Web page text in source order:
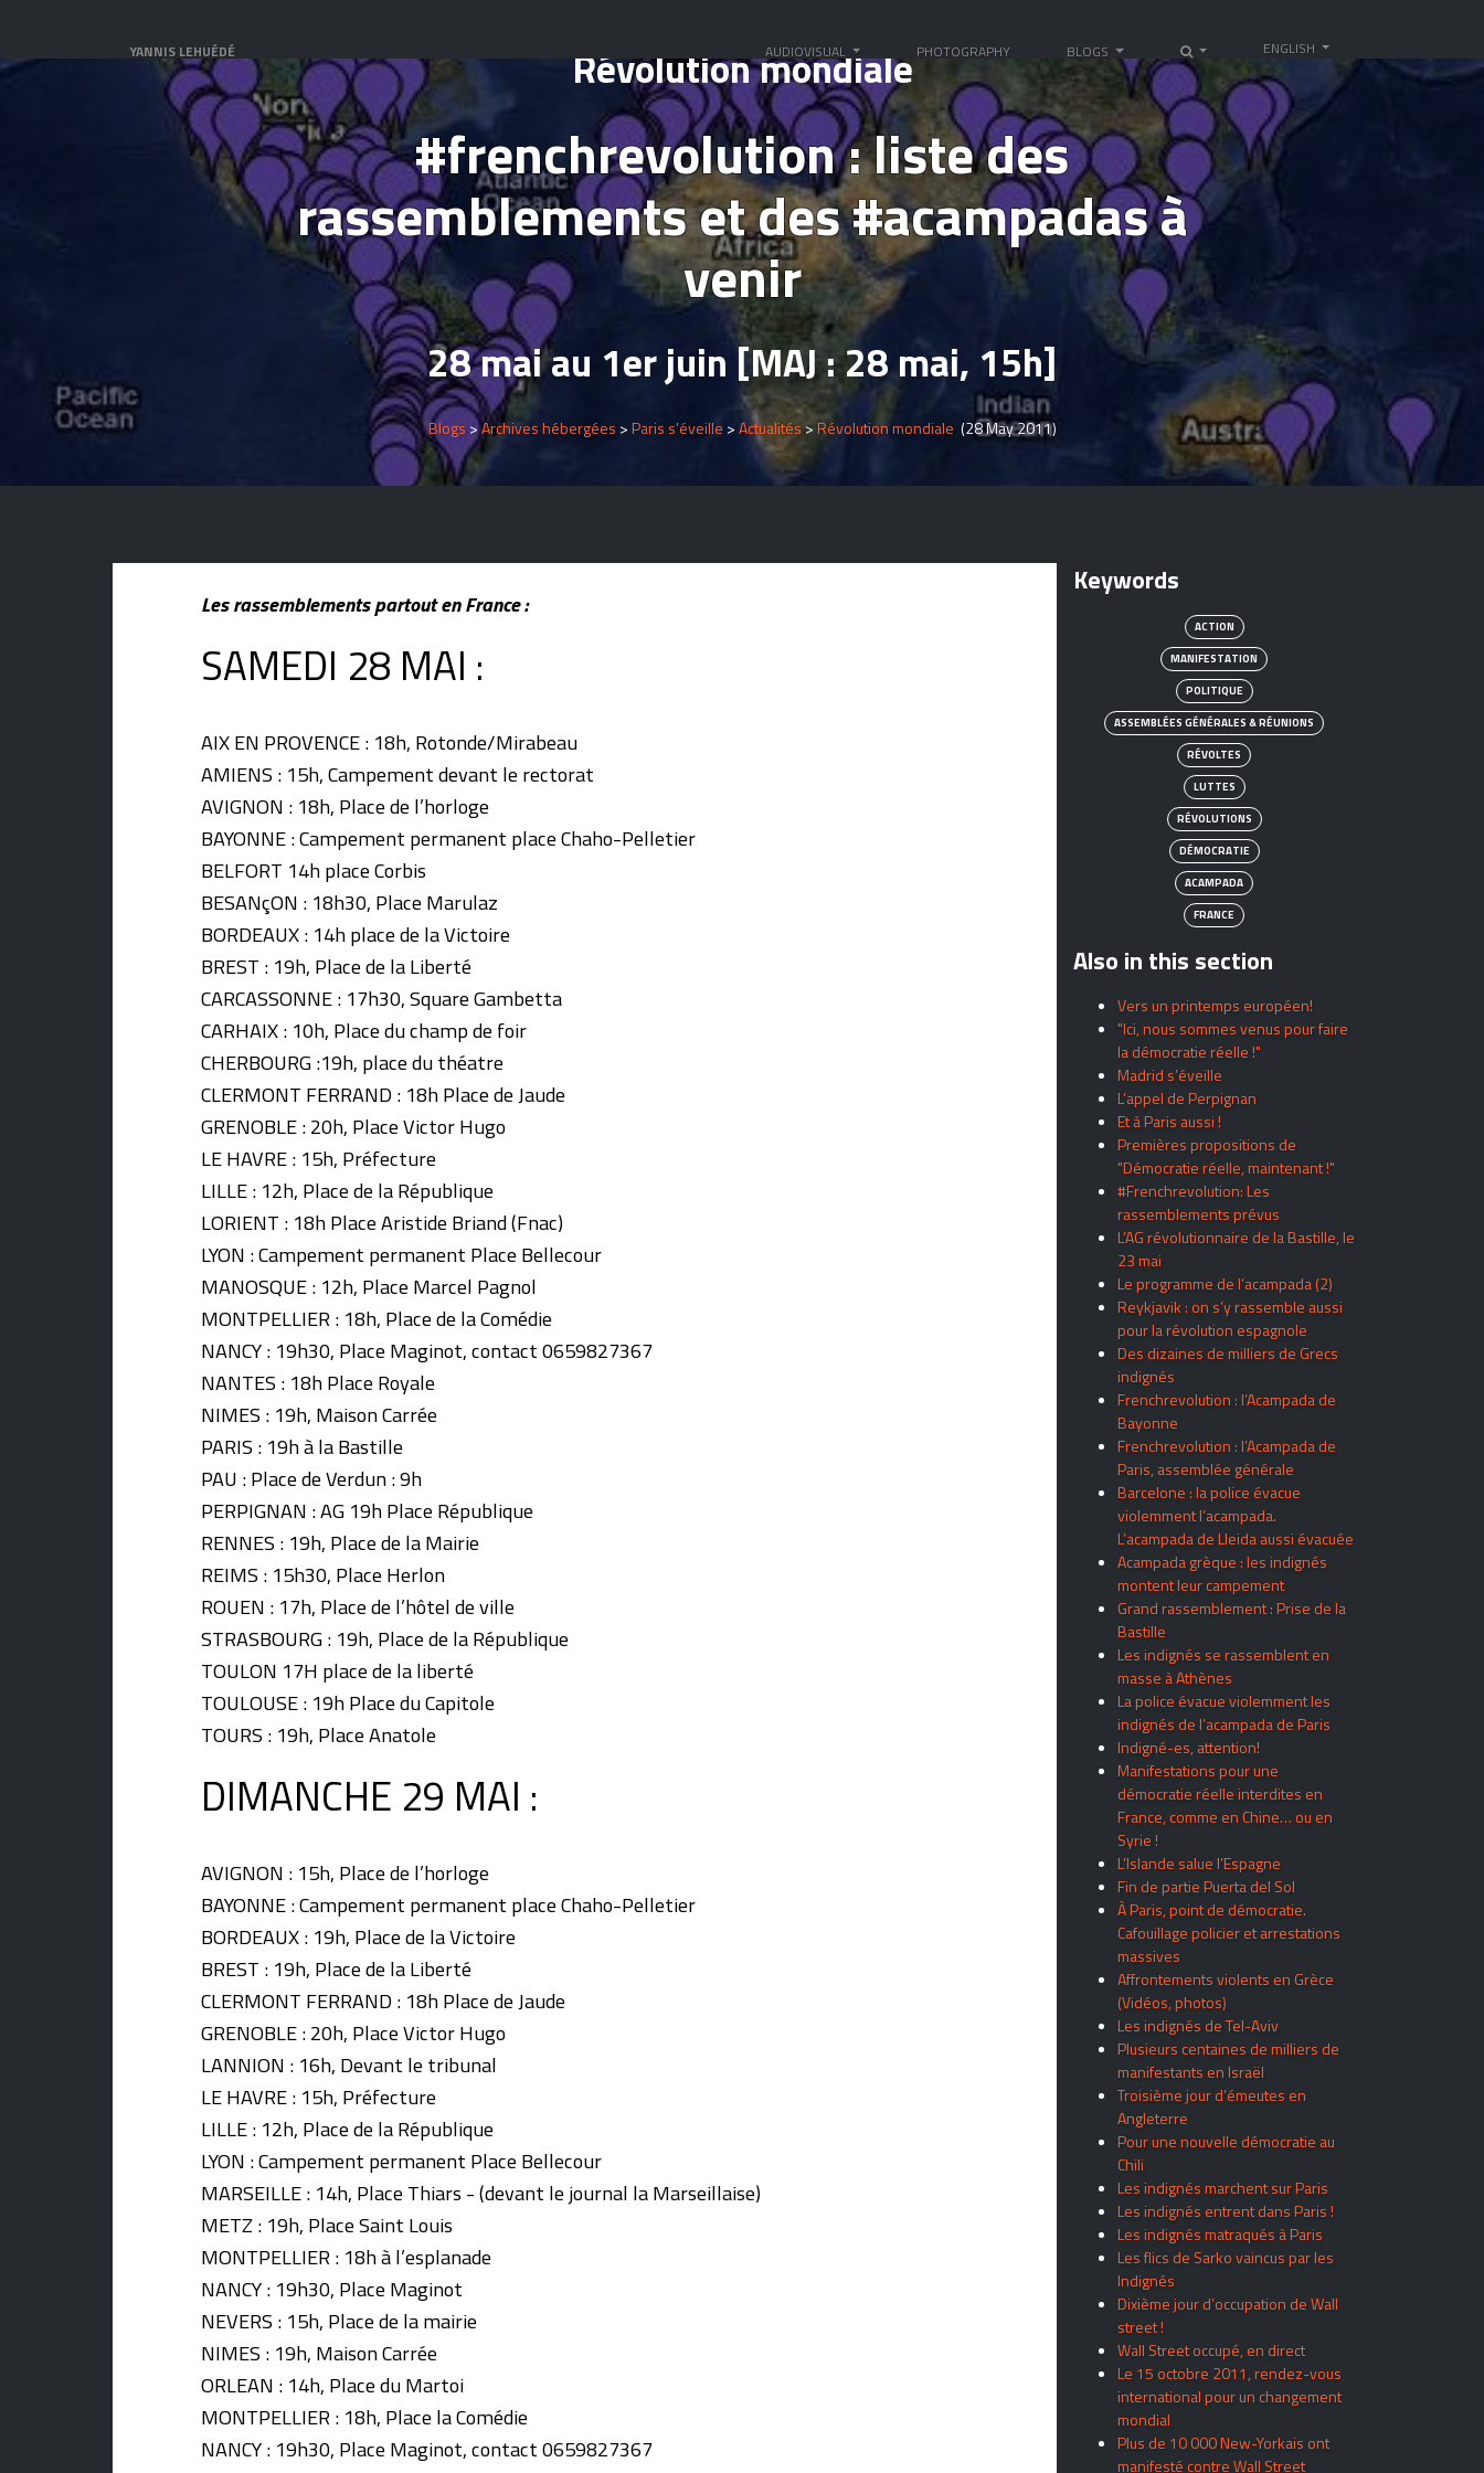
YANNIS LEHUÉDÉ AUDIOVISUAL PHOTOGRAPHY BLOGS ENGLISH
Révolution mondiale
#frenchrevolution : liste des
rassemblements et des #acampadas à
venir
28 mai au 1er juin [MAJ : 28 mai, 15h]
Blogs >Archives hébergées >Paris s’éveille >Actualités> Révolution mondiale (28 May 2011)
Les rassemblements partout en France :
SAMEDI 28 MAI :
AIX EN PROVENCE : 18h, Rotonde/Mirabeau
AMIENS : 15h, Campement devant le rectorat
AVIGNON : 18h, Place de l’horloge
BAYONNE : Campement permanent place Chaho-Pelletier
BELFORT 14h place Corbis
BESANçON : 18h30, Place Marulaz
BORDEAUX : 14h place de la Victoire
BREST : 19h, Place de la Liberté
CARCASSONNE : 17h30, Square Gambetta
CARHAIX : 10h, Place du champ de foir
CHERBOURG :19h, place du théatre
CLERMONT FERRAND : 18h Place de Jaude
GRENOBLE : 20h, Place Victor Hugo
LE HAVRE : 15h, Préfecture
LILLE : 12h, Place de la République
LORIENT : 18h Place Aristide Briand (Fnac)
LYON : Campement permanent Place Bellecour
MANOSQUE : 12h, Place Marcel Pagnol
MONTPELLIER : 18h, Place de la Comédie
NANCY : 19h30, Place Maginot, contact 0659827367
NANTES : 18h Place Royale
NIMES : 19h, Maison Carrée
PARIS : 19h à la Bastille
PAU : Place de Verdun : 9h
PERPIGNAN : AG 19h Place République
RENNES : 19h, Place de la Mairie
REIMS : 15h30, Place Herlon
ROUEN : 17h, Place de l’hôtel de ville
STRASBOURG : 19h, Place de la République
TOULON 17H place de la liberté
TOULOUSE : 19h Place du Capitole
TOURS : 19h, Place Anatole
DIMANCHE 29 MAI :
AVIGNON : 15h, Place de l’horloge
BAYONNE : Campement permanent place Chaho-Pelletier
BORDEAUX : 19h, Place de la Victoire
BREST : 19h, Place de la Liberté
CLERMONT FERRAND : 18h Place de Jaude
GRENOBLE : 20h, Place Victor Hugo
LANNION : 16h, Devant le tribunal
LE HAVRE : 15h, Préfecture
LILLE : 12h, Place de la République
LYON : Campement permanent Place Bellecour
MARSEILLE : 14h, Place Thiars - (devant le journal la Marseillaise)
METZ : 19h, Place Saint Louis
MONTPELLIER : 18h à l’esplanade
NANCY : 19h30, Place Maginot
NEVERS : 15h, Place de la mairie
NIMES : 19h, Maison Carrée
ORLEAN : 14h, Place du Martoi
MONTPELLIER : 18h, Place la Comédie
NANCY : 19h30, Place Maginot, contact 0659827367
Keywords
ACTION
MANIFESTATION
POLITIQUE
ASSEMBLÉES GÉNÉRALES & RÉUNIONS
RÉVOLTES
LUTTES
RÉVOLUTIONS
DÉMOCRATIE
ACAMPADA
FRANCE
Also in this section
Vers un printemps européen!
"Ici, nous sommes venus pour faire
la démocratie réelle !"
Madrid s’éveille
L’appel de Perpignan
Et à Paris aussi !
Premières propositions de
"Démocratie réelle, maintenant !"
#Frenchrevolution: Les
rassemblements prévus
L’AG révolutionnaire de la Bastille, le
23 mai
Le programme de l’acampada (2)
Reykjavik : on s’y rassemble aussi
pour la révolution espagnole
Des dizaines de milliers de Grecs
indignés
Frenchrevolution : l’Acampada de
Bayonne
Frenchrevolution : l’Acampada de
Paris, assemblée générale
Barcelone : la police évacue
violemment l’acampada.
L’acampada de Lleida aussi évacuée
Acampada grèque : les indignés
montent leur campement
Grand rassemblement : Prise de la
Bastille
Les indignés se rassemblent en
masse à Athènes
La police évacue violemment les
indignés de l’acampada de Paris
Indigné-es, attention!
Manifestations pour une
démocratie réelle interdites en
France, comme en Chine… ou en
Syrie !
L’Islande salue l’Espagne
Fin de partie Puerta del Sol
À Paris, point de démocratie.
Cafouillage policier et arrestations
massives
Affrontements violents en Grèce
(Vidéos, photos)
Les indignés de Tel-Aviv
Plusieurs centaines de milliers de
manifestants en Israël
Troisième jour d’émeutes en
Angleterre
Pour une nouvelle démocratie au
Chili
Les indignés marchent sur Paris
Les indignés entrent dans Paris !
Les indignés matraqués à Paris
Les flics de Sarko vaincus par les
Indignés
Dixième jour d’occupation de Wall
street !
Wall Street occupé, en direct
Le 15 octobre 2011, rendez-vous
international pour un changement
mondial
Plus de 10 000 New-Yorkais ont
manifesté contre Wall Street